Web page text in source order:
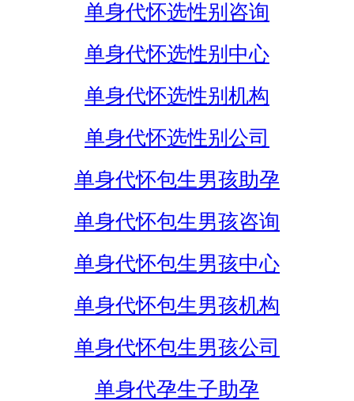
单身代怀选性别咨询
单身代怀选性别中心
单身代怀选性别机构
单身代怀选性别公司
单身代怀包生男孩助孕
单身代怀包生男孩咨询
单身代怀包生男孩中心
单身代怀包生男孩机构
单身代怀包生男孩公司
单身代孕生子助孕